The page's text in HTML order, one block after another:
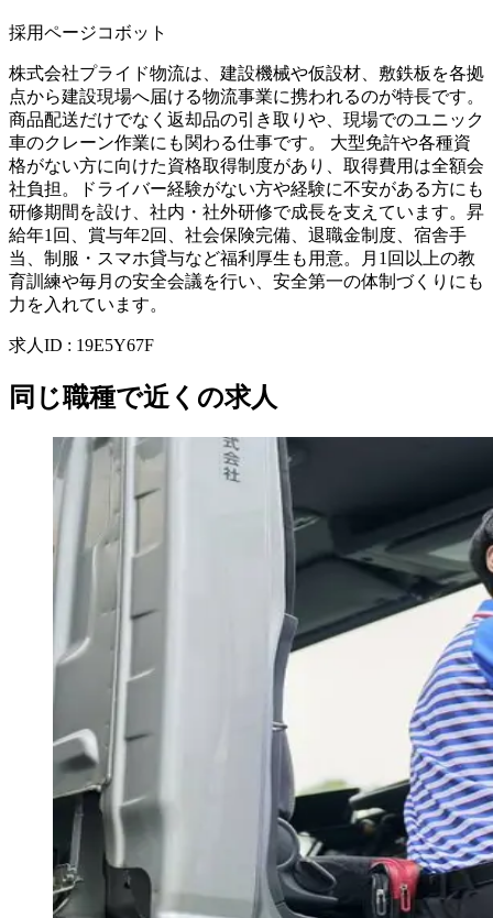
採用ページコボット
株式会社プライド物流は、建設機械や仮設材、敷鉄板を各拠
点から建設現場へ届ける物流事業に携われるのが特長です。
商品配送だけでなく返却品の引き取りや、現場でのユニック
車のクレーン作業にも関わる仕事です。 大型免許や各種資
格がない方に向けた資格取得制度があり、取得費用は全額会
社負担。ドライバー経験がない方や経験に不安がある方にも
研修期間を設け、社内・社外研修で成長を支えています。昇
給年1回、賞与年2回、社会保険完備、退職金制度、宿舎手
当、制服・スマホ貸与など福利厚生も用意。月1回以上の教
育訓練や毎月の安全会議を行い、安全第一の体制づくりにも
力を入れています。
求人ID : 19E5Y67F
同じ職種で近くの求人